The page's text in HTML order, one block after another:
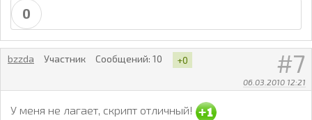
0
7
06.03.2010 12:21
bzzda Участник Сообщений: 10 +0
У меня не лагает, скрипт отличный!